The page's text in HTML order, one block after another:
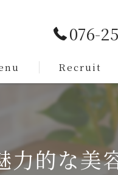
076-
Recruit
力的な美